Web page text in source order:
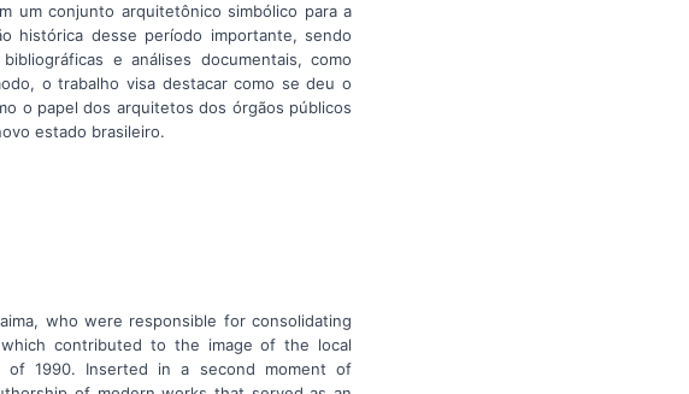
um conjunto arquitetônico simbólico para a
histórica desse período importante, sendo
e análises documentais, como
o trabalho visa destacar como se deu o
o papel dos arquitetos dos órgãos públicos
estado brasileiro.
who were responsible for consolidating
contributed to the image of the local
1990. Inserted in a second moment of